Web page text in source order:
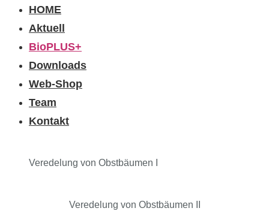
HOME
Aktuell
BioPLUS+
Downloads
Web-Shop
Team
Kontakt
Veredelung von Obstbäumen I
Veredelung von Obstbäumen II